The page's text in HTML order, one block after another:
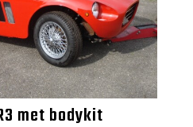
met bodykit